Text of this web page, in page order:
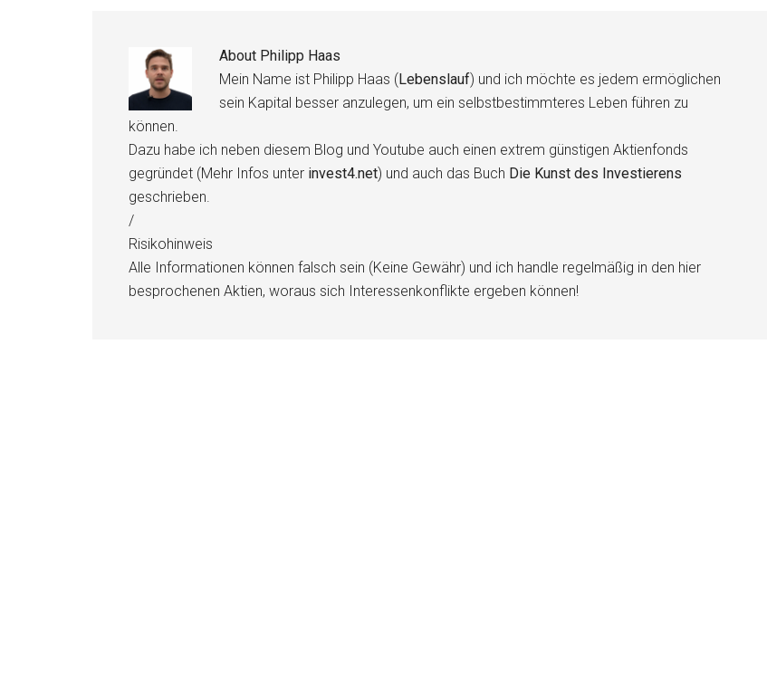
About Philipp Haas
Mein Name ist Philipp Haas (Lebenslauf) und ich möchte es jedem ermöglichen
sein Kapital besser anzulegen, um ein selbstbestimmteres Leben führen zu
können.
Dazu habe ich neben diesem Blog und Youtube auch einen extrem günstigen Aktienfonds
gegründet (Mehr Infos unter invest4.net) und auch das Buch Die Kunst des Investierens
geschrieben.
/
Risikohinweis
Alle Informationen können falsch sein (Keine Gewähr) und ich handle regelmäßig in den hier
besprochenen Aktien, woraus sich Interessenkonflikte ergeben können!